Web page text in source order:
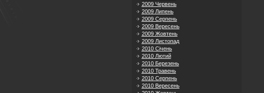
2009 Червень
2009 Липень
2009 Серпень
2009 Вересень
2009 Жовтень
2009 Листопад
2010 Січень
2010 Лютий
2010 Березень
2010 Травень
2010 Серпень
2010 Вересень